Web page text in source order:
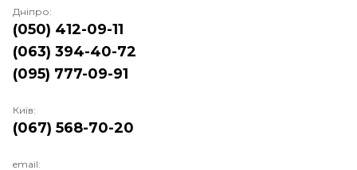
Дніпро:
(050) 412-09-11
(063) 394-40-72
(095) 777-09-91
Київ:
(067) 568-70-20
email: